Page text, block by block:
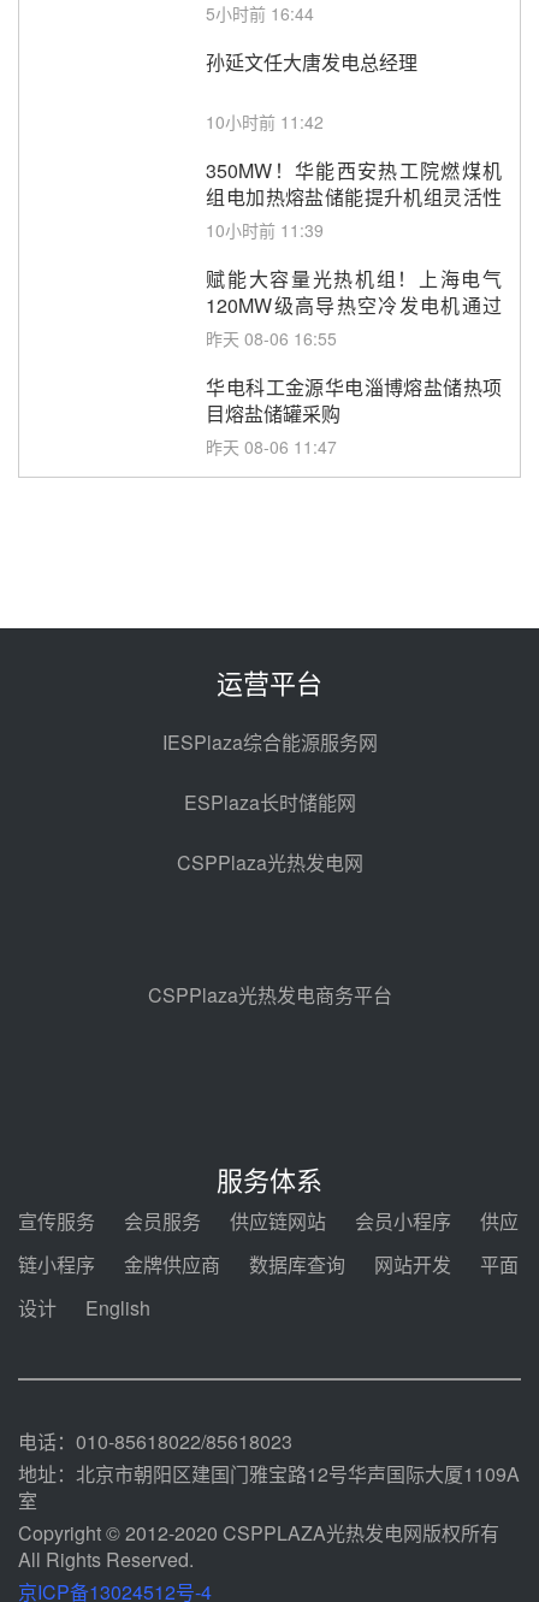
5小时前 16:44
孙延文任大唐发电总经理
10小时前 11:42
350MW！华能西安热工院燃煤机
组电加热熔盐储能提升机组灵活性
改造项目初步设计第三方评审服务
10小时前 11:39
赋能大容量光热机组！上海电气
120MW级高导热空冷发电机通过
型式试验
昨天 08-06 16:55
华电科工金源华电淄博熔盐储热项
目熔盐储罐采购
昨天 08-06 11:47
光热示范电站二列蒸汽发生器设备
热发电工程EPC总承包项目熔盐截
昊森机电中标新疆华电天山北麓基
地100MW光热发电工程EPC总承
包项目熔盐介质超声波流量计采购
前天 08-05 17:09
前天 08-05 14:48
2026-2029年熔盐介质框架协议
中能建华中试研院中标重能新疆
100MW光热项目机组调试及性能
规模化助力构建绿色低碳电力供给
运营平台
IESPlaza综合能源服务网
ESPlaza长时储能网
CSPPlaza光热发电网
CSPPlaza光热发电商务平台
服务体系
宣传服务 会员服务 供应链网站 会员小程序
供应
链小程序
金牌供应商 数据库查询 网站开发
平面
设计
English
电话：010-85618022/85618023
地址：北京市朝阳区建国门雅宝路12号华声国际大厦1109A
室
Copyright © 2012-2020 CSPPLAZA光热发电网版权所有
All Rights Reserved.
京ICP备13024512号-4